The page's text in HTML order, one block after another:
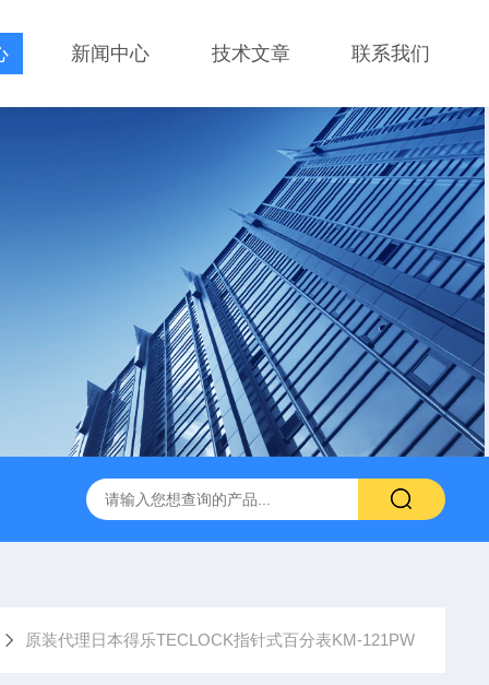
新闻中心 技术文章 联系我们
深圳代理日本PEACOCK孔雀杠杆型百分表207 供应日本
原装代理日本得乐TECLOCK指针式百分表KM-121PW